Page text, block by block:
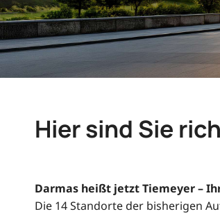
Hier sind Sie
Darmas heißt jetzt Tiemeyer –
Die 14 Standorte der bisherigen